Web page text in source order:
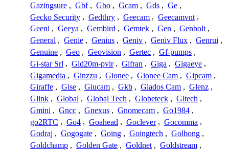
Gazingsure , Gbf , Gbo , Gcam , Gds , Ge ,
Gecko Security , Gedthry , Geecam , Geecamvnt ,
Geeni , Geeya , Gembird , Gemtek , Gen , Genbolt ,
General , Genie , Genius , Geniv , Geniv Flux , Genrui ,
Genuine , Geo , Geovision , Gertec , Gf-pumps ,
Gi-star Srl , Gid20m-pvir , Gifran , Giga , Gigaeye ,
Gigamedia , Ginzzu , Gionee , Gionee Cam , Gipcam ,
Giraffe , Gise , Giucam , Gkb , Glados Cam , Glenz ,
Glink , Global , Global Tech , Globeteck , Gltech ,
Gmini , Gncc , Gnexus , Gnomecam , Go1984 ,
go2RTC , Go4 , Goahead , Goclever , Gocomma ,
Godraj , Gogogate , Going , Goingtech , Golbong ,
Goldchamp , Golden Gate , Goldnet , Goldstream ,